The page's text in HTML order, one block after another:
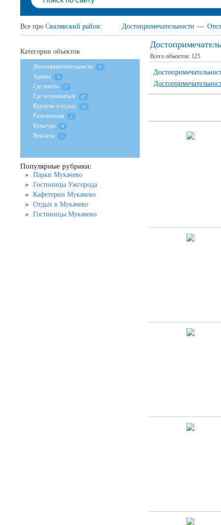
Все про Свалявский район: Достопримечательности —
Всего объектов: 125
Категории объектов
Достопримечательности 5
Храмы 3
Где поесть 7
Где остановиться 67
Курорты и отдых 21
Развлечения 1
Культура 0
Вокзалы 1
Популярные рубрики:
Парки Мукачево
Гостиницы Ужгорода
Кафетерии Мукачево
Отдых в Мукачево
Гостиницы Мукачево